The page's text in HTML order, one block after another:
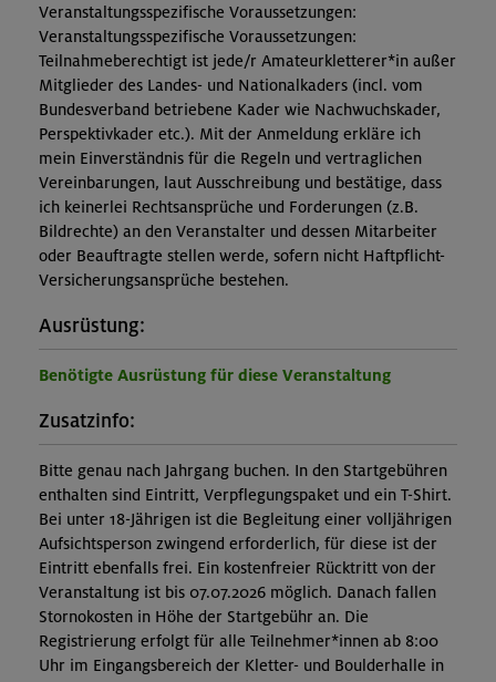
Veranstaltungsspezifische Voraussetzungen:
Veranstaltungsspezifische Voraussetzungen:
Teilnahmeberechtigt ist jede/r Amateurkletterer*in außer
Mitglieder des Landes- und Nationalkaders (incl. vom
Bundesverband betriebene Kader wie Nachwuchskader,
Perspektivkader etc.). Mit der Anmeldung erkläre ich
mein Einverständnis für die Regeln und vertraglichen
Vereinbarungen, laut Ausschreibung und bestätige, dass
ich keinerlei Rechtsansprüche und Forderungen (z.B.
Bildrechte) an den Veranstalter und dessen Mitarbeiter
oder Beauftragte stellen werde, sofern nicht Haftpflicht-
Versicherungsansprüche bestehen.
Ausrüstung:
Benötigte Ausrüstung für diese Veranstaltung
Zusatzinfo:
Bitte genau nach Jahrgang buchen. In den Startgebühren
enthalten sind Eintritt, Verpflegungspaket und ein T-Shirt.
Bei unter 18-Jährigen ist die Begleitung einer volljährigen
Aufsichtsperson zwingend erforderlich, für diese ist der
Eintritt ebenfalls frei. Ein kostenfreier Rücktritt von der
Veranstaltung ist bis 07.07.2026 möglich. Danach fallen
Stornokosten in Höhe der Startgebühr an. Die
Registrierung erfolgt für alle Teilnehmer*innen ab 8:00
Uhr im Eingangsbereich der Kletter- und Boulderhalle in